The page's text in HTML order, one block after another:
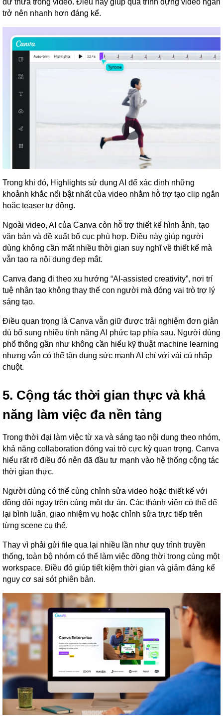
trở nên nhanh hơn đáng kể.
Trong khi đó, Highlights sử dụng AI để xác định những
khoảnh khắc nổi bật nhất của video nhằm hỗ trợ tạo clip ngắn
hoặc teaser tự động.
Ngoài video, AI của Canva còn hỗ trợ thiết kế hình ảnh, tạo
văn bản và đề xuất bố cục phù hợp. Điều này giúp người
dùng không cần mất nhiều thời gian suy nghĩ về thiết kế mà
vẫn tạo ra nội dung đẹp mắt.
Canva đang đi theo xu hướng “AI-assisted creativity”, nơi trí
tuệ nhân tạo không thay thế con người mà đóng vai trò trợ lý
sáng tạo.
Điều quan trọng là Canva vẫn giữ được trải nghiệm đơn giản
dù bổ sung nhiều tính năng AI phức tạp phía sau. Người dùng
phổ thông gần như không cần hiểu kỹ thuật machine learning
nhưng vẫn có thể tận dụng sức mạnh AI chỉ với vài cú nhấp
chuột.
5. Cộng tác thời gian thực và khả
năng làm việc đa nền tảng
Trong thời đại làm việc từ xa và sáng tạo nội dung theo nhóm,
khả năng collaboration đóng vai trò cực kỳ quan trọng. Canva
hiểu rất rõ điều đó nên đã đầu tư mạnh vào hệ thống cộng tác
thời gian thực.
Người dùng có thể cùng chỉnh sửa video hoặc thiết kế với
đồng đội ngay trên cùng một dự án. Các thành viên có thể để
lại bình luận, giao nhiệm vụ hoặc chỉnh sửa trực tiếp trên
từng scene cụ thể.
Thay vì phải gửi file qua lại nhiều lần như quy trình truyền
thống, toàn bộ nhóm có thể làm việc đồng thời trong cùng một
workspace. Điều đó giúp tiết kiệm thời gian và giảm đáng kể
nguy cơ sai sót phiên bản.